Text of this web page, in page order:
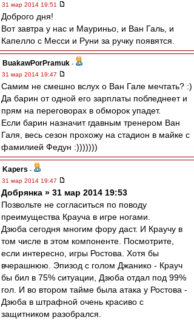
31 мар 2014 19:51
Доброго дня!
Вот завтра у нас и Мауриньо, и Ван Галь, и
Капелло с Месси и Руни за ручку появятся.
BuakawPorPramuk -
31 мар 2014 19:47
Самим не смешно вслух о Ван Гале мечтать? :)
Да барин от одной его зарплаты побледнеет и
прям на переговорах в обморок упадет.
Если барин назначит гдавным тренером Ван
Галя, весь сезон прохожу на стадион в майке с
фамилией Федун :)))))))
Kapers -
31 мар 2014 19:47
Добрянка » 31 мар 2014 19:53
Позвольте не согласиться по поводу
преимущества Крауча в игре ногами.
Дзюба сегодня многим фору даст. И Краучу в
том числе в этом компоненте. Посмотрите,
если интересно, игры Ростова. Хотя бы
вчерашнюю. Эпизод с голом Джанико - Крауч
бы бил в 75% ситуации, Дзюба отдал под 99%
гол. И во втором тайме была атака у Ростова -
Дзюба в штрафной очень красиво с
защитником разобрался.